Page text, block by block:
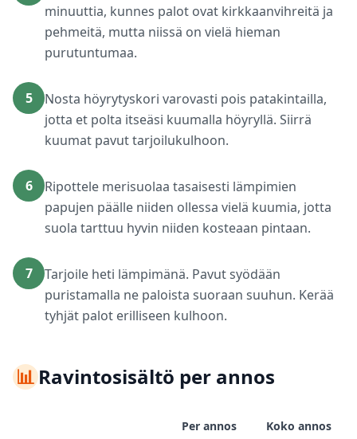
minuuttia, kunnes palot ovat kirkkaanvihreitä ja
pehmeitä, mutta niissä on vielä hieman
purutuntumaa.
5
Nosta höyrytyskori varovasti pois patakintailla,
jotta et polta itseäsi kuumalla höyryllä. Siirrä
kuumat pavut tarjoilukulhoon.
6
Ripottele merisuolaa tasaisesti lämpimien
papujen päälle niiden ollessa vielä kuumia, jotta
suola tarttuu hyvin niiden kosteaan pintaan.
7
Tarjoile heti lämpimänä. Pavut syödään
puristamalla ne paloista suoraan suuhun. Kerää
tyhjät palot erilliseen kulhoon.
📊Ravintosisältö per annos
Per annos Koko annos